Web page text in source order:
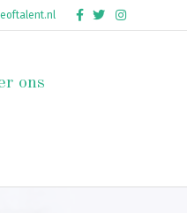
Facebook
TwitterInstagram
ons